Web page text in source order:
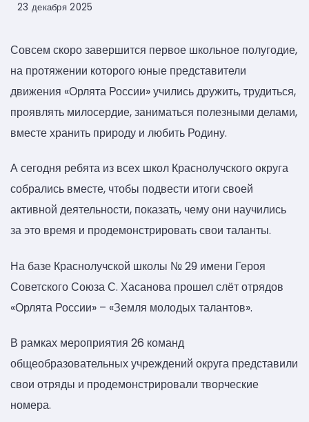
23 декабря 2025
Совсем скоро завершится первое школьное полугодие,
на протяжении которого юные представители
движения «Орлята России» учились дружить, трудиться,
проявлять милосердие, заниматься полезными делами,
вместе хранить природу и любить Родину.
А сегодня ребята из всех школ Краснолучского округа
собрались вместе, чтобы подвести итоги своей
активной деятельности, показать, чему они научились
за это время и продемонстрировать свои таланты.
На базе Краснолучской школы № 29 имени Героя
Советского Союза С. Хасанова прошел слёт отрядов
«Орлята России» – «Земля молодых талантов».
В рамках мероприятия 26 команд
общеобразовательных учреждений округа представили
свои отряды и продемонстрировали творческие
номера.